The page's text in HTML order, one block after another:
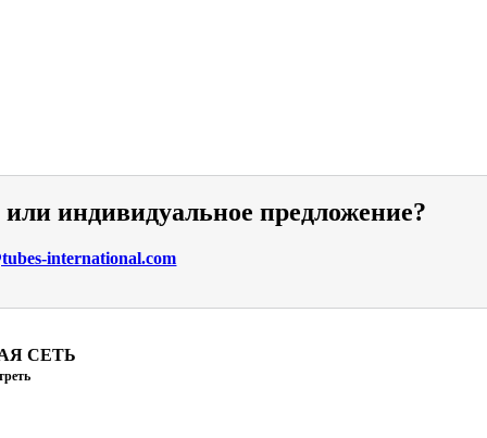
индивидуальное предложение?
international.com
СЕТЬ